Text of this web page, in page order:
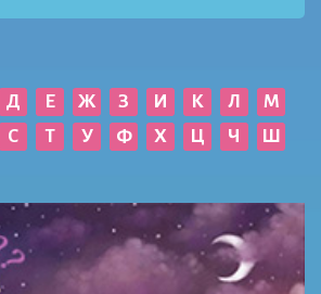
Д Е Ж З И К Л
М
С Т У Ф Х Ц Ч
Ш